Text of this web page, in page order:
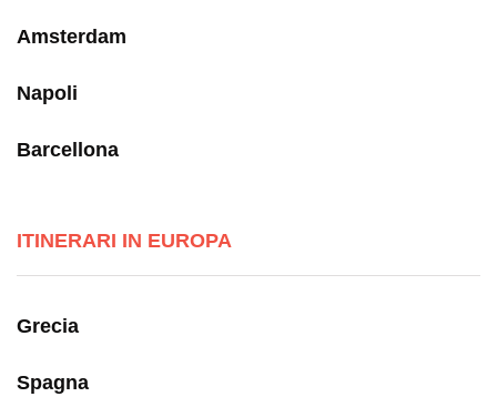
Amsterdam
Napoli
Barcellona
ITINERARI IN EUROPA
Grecia
Spagna